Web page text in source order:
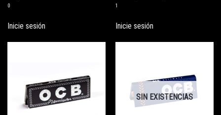
0
Inicie sesión
1
Inicie sesión
SIN EXISTENCIAS